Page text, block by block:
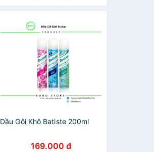
Dầu Gội Khô Batiste 200ml
169.000 đ